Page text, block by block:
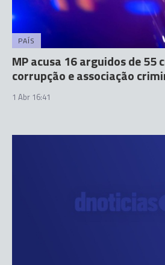
PAÍS
MP acusa 16 arguidos de 55
corrupção e associação
1 Abr 16:41